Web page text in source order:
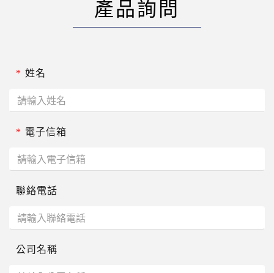
產品詢問
* 姓名
* 電子信箱
聯絡電話
公司名稱